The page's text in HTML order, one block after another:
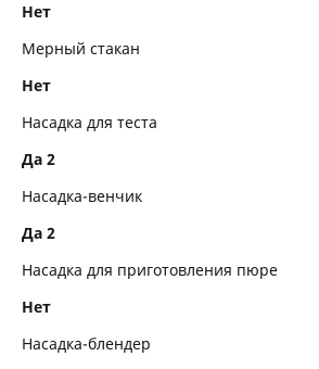
Нет
Мерный стакан
Нет
Насадка для теста
Да 2
Насадка-венчик
Да 2
Насадка для приготовления пюре
Нет
Насадка-блендер